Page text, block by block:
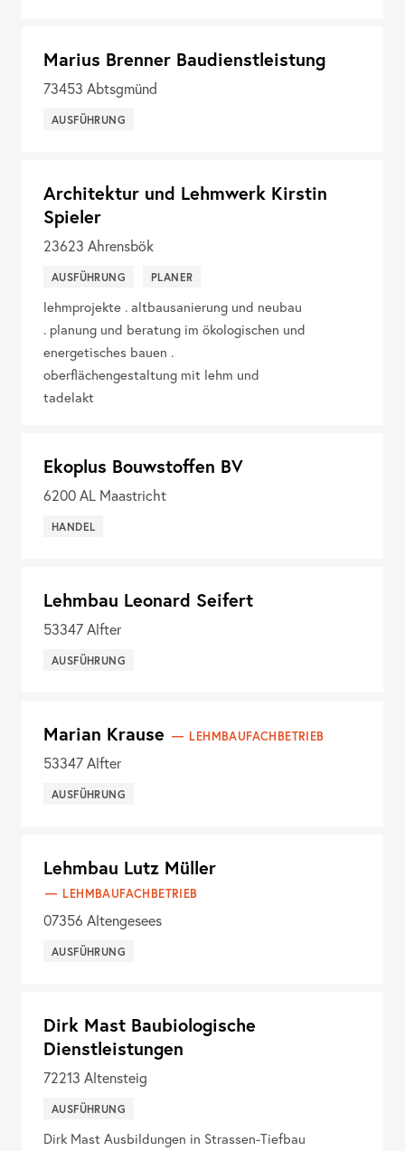
Marius Brenner Baudienstleistung
73453 Abtsgmünd
AUSFÜHRUNG
Architektur und Lehmwerk Kirstin
Spieler
23623 Ahrensbök
AUSFÜHRUNG PLANER
lehmprojekte . altbausanierung und neubau
. planung und beratung im ökologischen und
energetisches bauen .
oberflächengestaltung mit lehm und
tadelakt
Ekoplus Bouwstoffen BV
6200AL Maastricht
HANDEL
Lehmbau Leonard Seifert
53347Alfter
AUSFÜHRUNG
Marian Krause LEHMBAUFACHBETRIEB
53347Alfter
AUSFÜHRUNG
Lehmbau Lutz Müller
LEHMBAUFACHBETRIEB
07356 Altengesees
AUSFÜHRUNG
Dirk Mast Baubiologische
Dienstleistungen
72213 Altensteig
AUSFÜHRUNG
Dirk Mast Ausbildungen in Strassen-Tiefbau